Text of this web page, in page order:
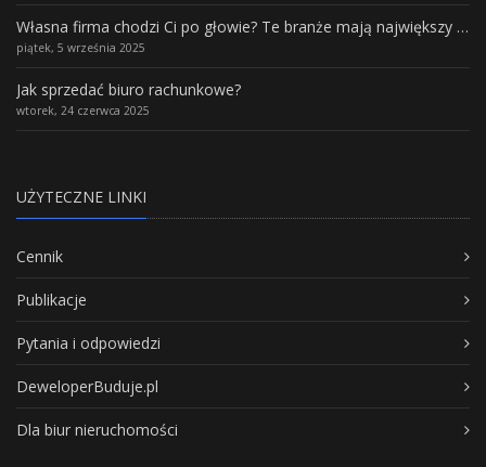
Własna firma chodzi Ci po głowie? Te branże mają największy potencjał rozwoju
piątek, 5 września 2025
Jak sprzedać biuro rachunkowe?
wtorek, 24 czerwca 2025
UŻYTECZNE LINKI
Cennik
Publikacje
Pytania i odpowiedzi
DeweloperBuduje.pl
Dla biur nieruchomości